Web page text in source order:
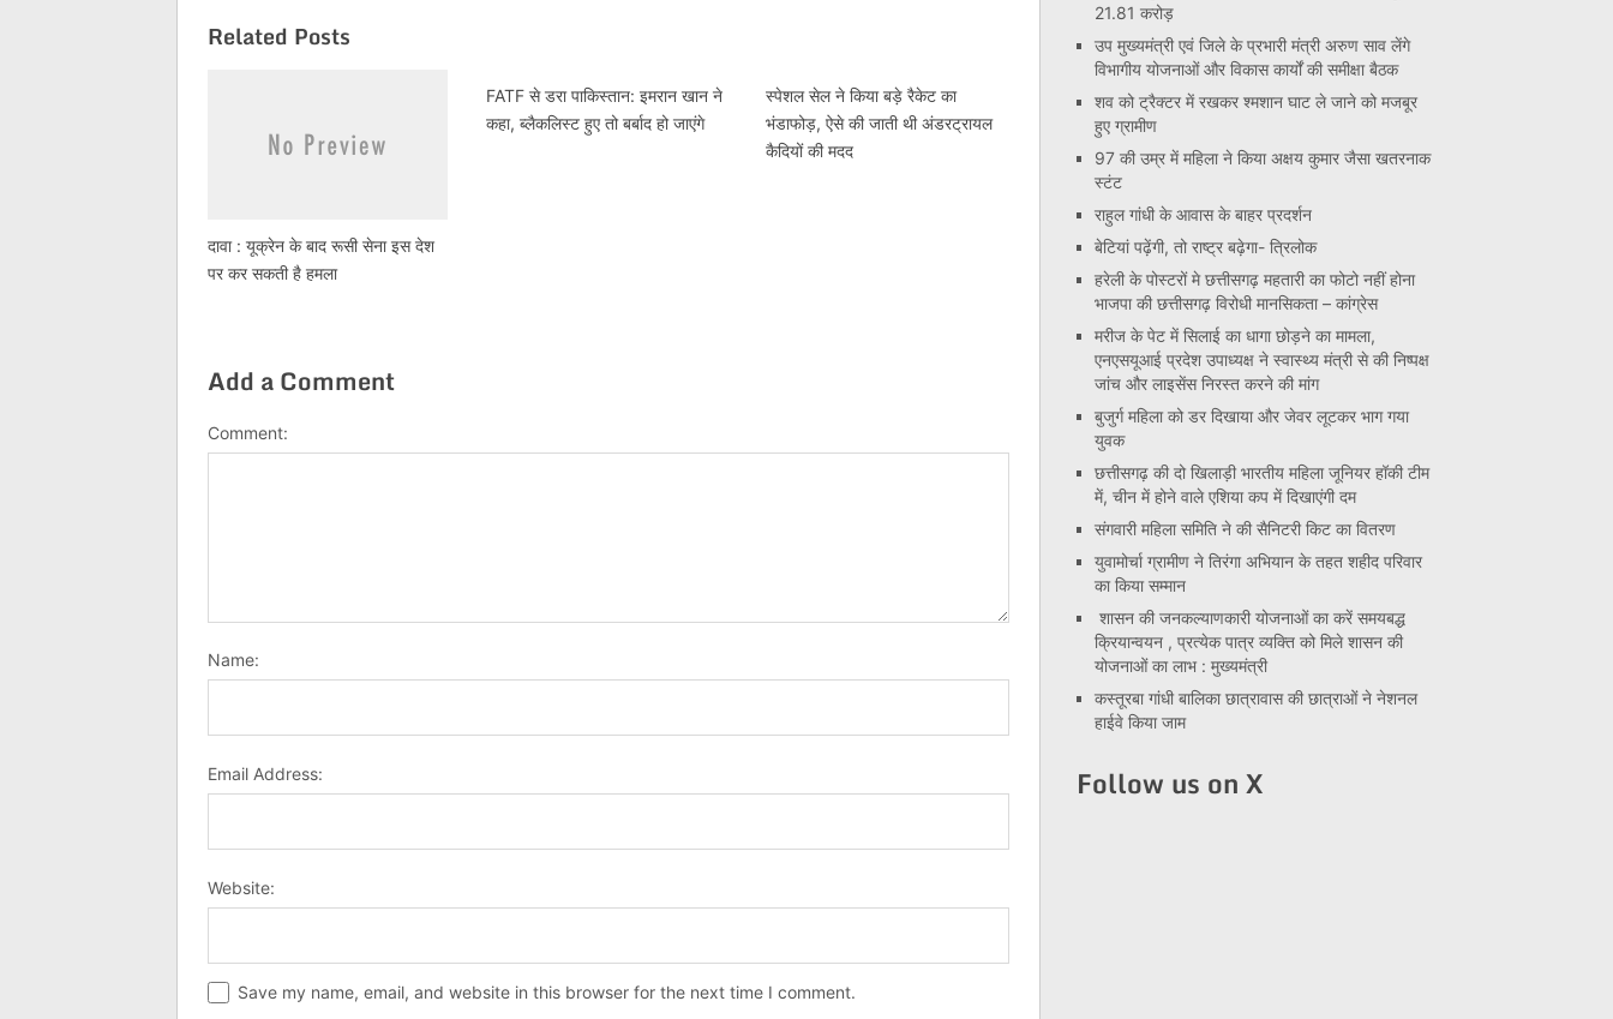
Related Posts
दावा : यूक्रेन के बाद रूसी सेना इस देश
पर कर सकती है हमला
FATF से डरा पाकिस्तान: इमरान खान ने
कहा, ब्लैकलिस्ट हुए तो बर्बाद हो जाएंगे
स्पेशल सेल ने किया बड़े रैकेट का
भंडाफोड़, ऐसे की जाती थी अंडरट्रायल
कैदियों की मदद
Add a Comment
Comment:
Name:
Email Address:
Website:
Save my name, email, and website in this browser for the next time I comment.
21.81 करोड़
उप मुख्यमंत्री एवं जिले के प्रभारी मंत्री अरुण साव लेंगे
विभागीय योजनाओं और विकास कार्यों की समीक्षा बैठक
शव को ट्रैक्टर में रखकर श्मशान घाट ले जाने को मजबूर
हुए ग्रामीण
97 की उम्र में महिला ने किया अक्षय कुमार जैसा खतरनाक
स्टंट
राहुल गांधी के आवास के बाहर प्रदर्शन
बेटियां पढ़ेंगी, तो राष्ट्र बढ़ेगा- त्रिलोक
हरेली के पोस्टरों मे छत्तीसगढ़ महतारी का फोटो नहीं होना
भाजपा की छत्तीसगढ़ विरोधी मानसिकता – कांग्रेस
मरीज के पेट में सिलाई का धागा छोड़ने का मामला,
एनएसयूआई प्रदेश उपाध्यक्ष ने स्वास्थ्य मंत्री से की निष्पक्ष
जांच और लाइसेंस निरस्त करने की मांग
बुजुर्ग महिला को डर दिखाया और जेवर लूटकर भाग गया
युवक
छत्तीसगढ़ की दो खिलाड़ी भारतीय महिला जूनियर हॉकी टीम
में, चीन में होने वाले एशिया कप में दिखाएंगी दम
संगवारी महिला समिति ने की सैनिटरी किट का वितरण
युवामोर्चा ग्रामीण ने तिरंगा अभियान के तहत शहीद परिवार
का किया सम्मान
शासन की जनकल्याणकारी योजनाओं का करें समयबद्ध
क्रियान्वयन , प्रत्येक पात्र व्यक्ति को मिले शासन की
योजनाओं का लाभ : मुख्यमंत्री
कस्तूरबा गांधी बालिका छात्रावास की छात्राओं ने नेशनल
हाईवे किया जाम
Follow us on X